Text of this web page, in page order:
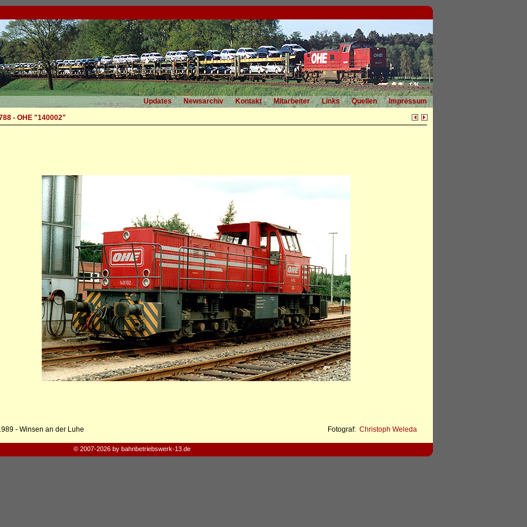
Updates Newsarchiv Kontakt Mitarbeiter Links Quellen
Impressum
- OHE "140002"
- Winsen an der Luhe Fotograf: Christoph Weleda
© 2007-2026 by bahnbetriebswerk-13.de